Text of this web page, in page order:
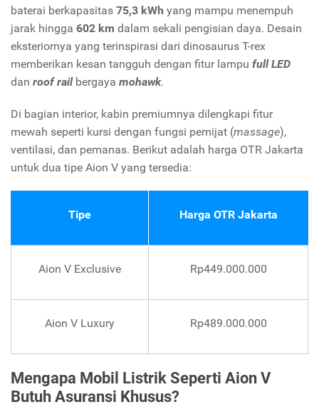
baterai berkapasitas 75,3 kWh yang mampu menempuh
jarak hingga 602 km dalam sekali pengisian daya. Desain
eksteriornya yang terinspirasi dari dinosaurus T-rex
memberikan kesan tangguh dengan fitur lampu full LED
dan roof railbergaya mohawk.
Di bagian interior, kabin premiumnya dilengkapi fitur
mewah seperti kursi dengan fungsi pemijat (massage),
ventilasi, dan pemanas. Berikut adalah harga OTR Jakarta
untuk dua tipe Aion V yang tersedia:
Tipe Harga OTR Jakarta
Aion V Exclusive Rp449.000.000
Aion V Luxury Rp489.000.000
Mengapa Mobil Listrik Seperti Aion V
Butuh Asuransi Khusus?